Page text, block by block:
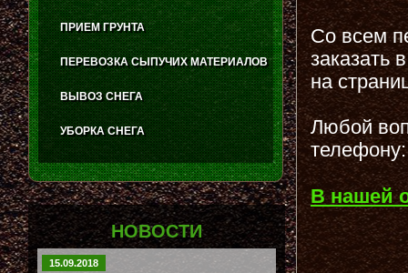
Со всем
заказать
на
Любой
В нашей
ПРИЕМ ГРУНТА
ПЕРЕВОЗКА СЫПУЧИХ МАТЕРИАЛОВ
ВЫВОЗ СНЕГА
УБОРКА СНЕГА
НОВОСТИ
15.09.2018